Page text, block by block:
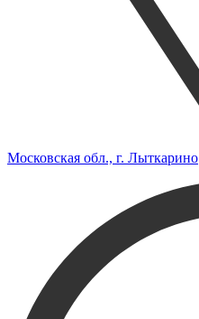
Московская обл., г. Лыткарино